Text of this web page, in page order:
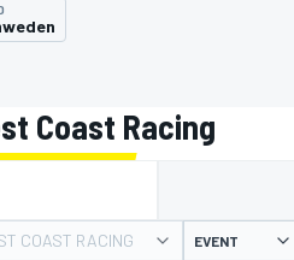
Coast Racing
COAST RACING EVENT